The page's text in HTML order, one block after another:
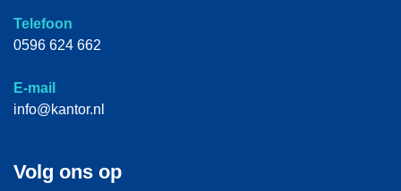
Telefoon
0596 624 662
E-mail
info@kantor.nl
Volg ons op